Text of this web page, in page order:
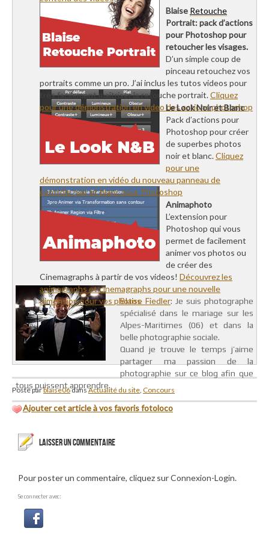
Blaise Retouche
Portrait: pack d’actions
pour Photoshop pour
retoucher les visages.
D’un simple coup de
pinceau retouchez vos
portraits comme un pro. J’ai inclus les tutos videos pour
très facilement maîtriser la retouche portrait.Cliquez
pour une démonstration en video des actions photoshop
Le Look Noir et Blanc
Pack d’actions pour
Photoshop pour créer
de superbes photos
noir et blanc.Cliquez
pour une
démonstration en vidéo du nouveau panneau de
contrôle noir et blanc pour Photoshop
Animaphoto
L’extension pour
Photoshop qui vous
permet de facilement
animer vos photos ou
de créer des
Cinemagraphs à partir de vos videos! Découvrez les
animagraphs et cinemagraphs pour une nouvelle
dimension pour vos photosBlaise Fiedler: Je suis photographe
spécialisé dans le mariage sur les
Alpes-Maritimes (06) et dans la
belle photographie sociale.
Quand je trouve le temps j’aime
partager ma passion de la
photographie sur ce blog afin que
tous puissent apprendre.
Posté parblaise06dansActualité du site, Concours
Ajouter cet article à vos favoris fotoloco
LAISSER UN COMMENTAIRE
Pour poster un commentaire, cliquez sur Connexion-Login.
Se connecter avec: